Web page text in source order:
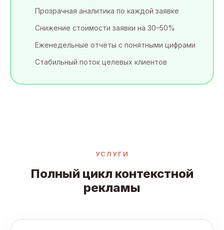
Прозрачная аналитика по каждой заявке
Снижение стоимости заявки на 30–50%
Еженедельные отчёты с понятными цифрами
Стабильный поток целевых клиентов
УСЛУГИ
Полный цикл контекстной
рекламы